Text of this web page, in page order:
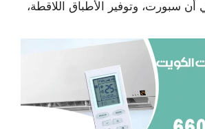
أن سبورت، وتوفير الأطباق اللاقطة،